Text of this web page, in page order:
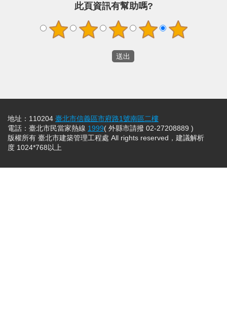
此頁資訊有幫助嗎?
地址：110204 臺北市信義區市府路1號南區二樓
電話：臺北市民當家熱線 1999( 外縣市請撥 02-27208889 )
版權所有 臺北市建築管理工程處 All rights reserved，建議解析
度 1024*768以上